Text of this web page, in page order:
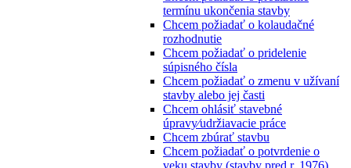
termínu ukončenia stavby
Chcem požiadať o kolaudačné
rozhodnutie
Chcem požiadať o pridelenie
súpisného čísla
Chcem požiadať o zmenu v užívaní
stavby alebo jej časti
Chcem ohlásiť stavebné
úpravy⁄udržiavacie práce
Chcem zbúrať stavbu
Chcem požiadať o potvrdenie o
veku stavby (stavby pred r. 1976)